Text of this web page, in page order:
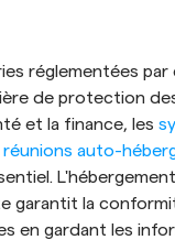
réglementées par
de protection
et la finance, les
auto-
garantit la
en gardant les